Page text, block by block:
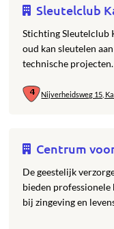
Sleutelclub
Stichting Sleutelclub
oud kan sleutelen
technische projecten.
Nijverheidsweg 15,
Centrum
De geestelijk
bieden
bij zingeving en